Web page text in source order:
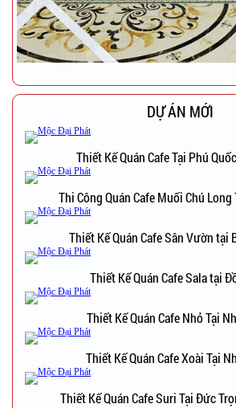
DỰ ÁN MỚI
Thiết Kế Quán Cafe Tại Phú
Thi Công Quán Cafe Muối Chú Long
Thiết Kế Quán Cafe Sân Vườn tại
Thiết Kế Quán Cafe Sala tại
Thiết Kế Quán Cafe Nhỏ Tại
Thiết Kế Quán Cafe Xoài Tại
Thiết Kế Quán Cafe Suri Tại Đức